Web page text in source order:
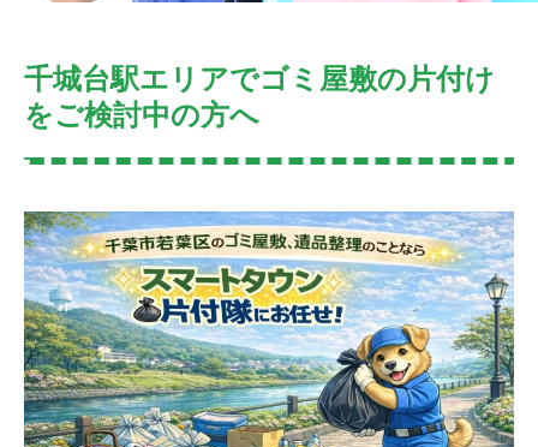
千城台駅エリアでゴミ屋敷の片付け
をご検討中の方へ